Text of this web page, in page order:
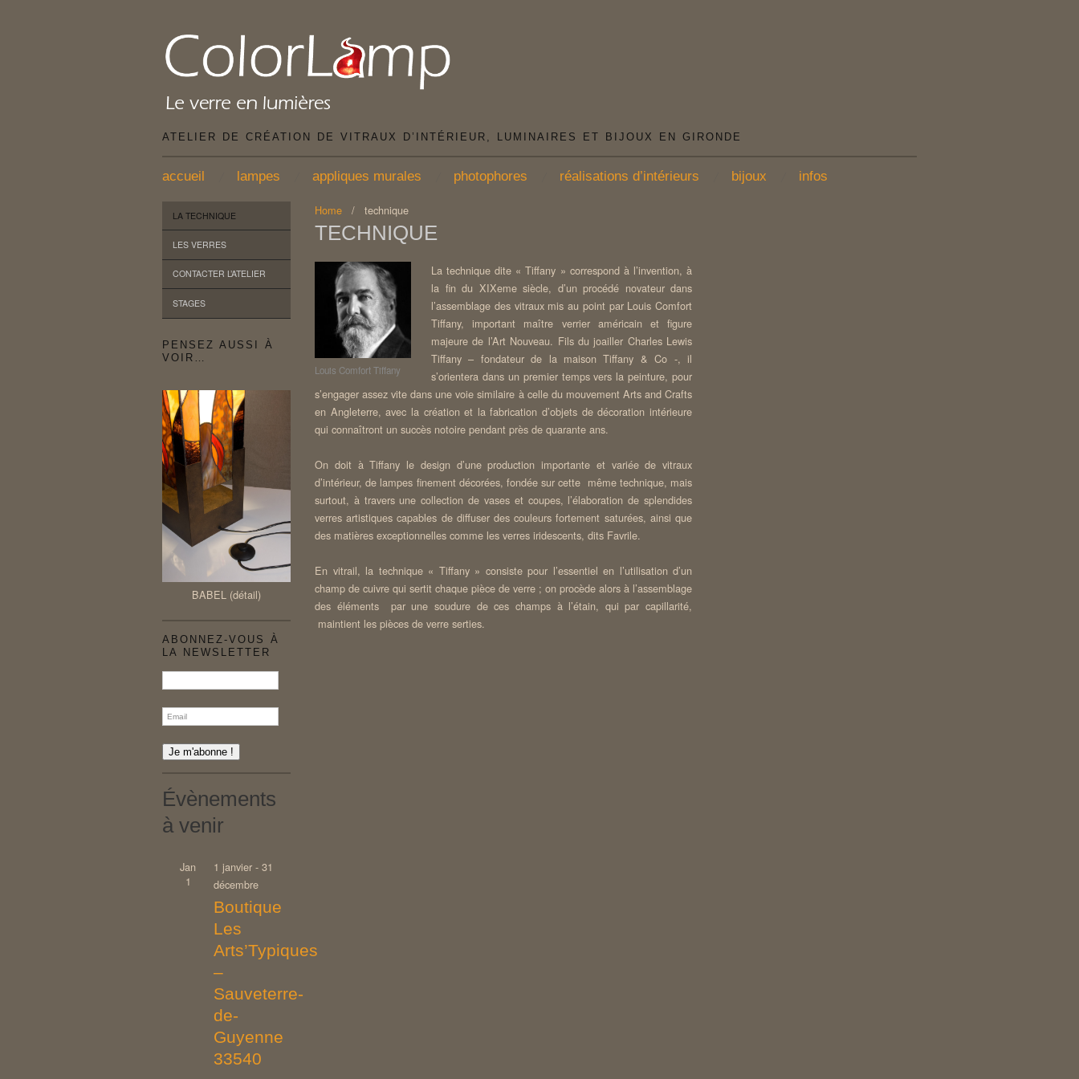
ATELIER DE CRÉATION DE VITRAUX D’INTÉRIEUR, LUMINAIRES ET BIJOUX EN GIRONDE
accueil lampes appliques murales photophores réalisations d’intérieurs bijoux infos
LA TECHNIQUE
LES VERRES
CONTACTER L’ATELIER
STAGES
PENSEZ AUSSI À
VOIR…
BABEL (détail)
ABONNEZ-VOUS À
LA NEWSLETTER
Évènements
à venir
Jan
1
1 janvier - 31
décembre
Boutique
Les
Arts’Typiques
–
Sauveterre-
de-
Guyenne
33540
Home / technique
TECHNIQUE
Louis Comfort Tiffany
La technique dite « Tiffany » correspond à l’invention, à
la fin du XIXeme siècle, d’un procédé novateur dans
l’assemblage des vitraux mis au point par Louis Comfort
Tiffany, important maître verrier américain et figure
majeure de l’Art Nouveau. Fils du joailler Charles Lewis
Tiffany – fondateur de la maison Tiffany & Co -, il
s’orientera dans un premier temps vers la peinture, pour
s’engager assez vite dans une voie similaire à celle du mouvement Arts and Crafts
en Angleterre, avec la création et la fabrication d’objets de décoration intérieure
qui connaîtront un succès notoire pendant près de quarante ans.
On doit à Tiffany le design d’une production importante et variée de vitraux
d’intérieur, de lampes finement décorées, fondée sur cette même technique, mais
surtout, à travers une collection de vases et coupes, l’élaboration de splendides
verres artistiques capables de diffuser des couleurs fortement saturées, ainsi que
des matières exceptionnelles comme les verres iridescents, dits Favrile.
En vitrail, la technique « Tiffany » consiste pour l’essentiel en l’utilisation d’un
champ de cuivre qui sertit chaque pièce de verre ; on procède alors à l’assemblage
des éléments par une soudure de ces champs à l’étain, qui par capillarité,
maintient les pièces de verre serties.